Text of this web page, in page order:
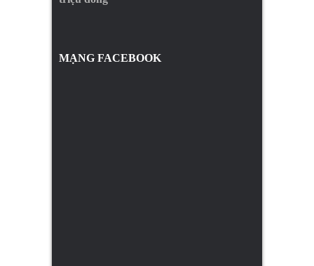
MẠNG FACEBOOK